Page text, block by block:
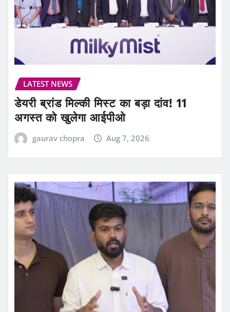
LATEST NEWS
डेयरी ब्रांड मिल्की मिस्ट का बड़ा दांव! 11
अगस्त को खुलेगा आईपीओ
gaurav chopra Aug 7, 2026